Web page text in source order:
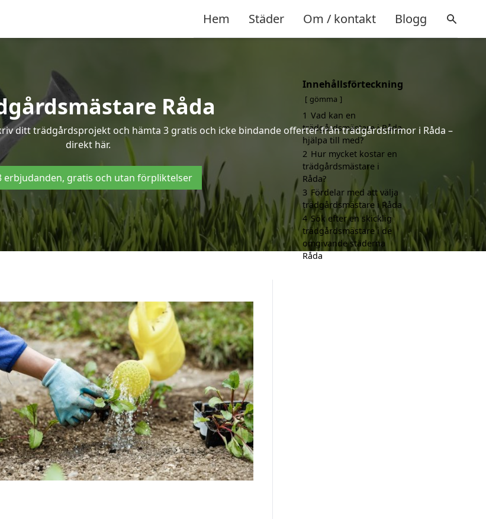
Hem Städer Om / kontakt Blogg
Råda
ditt trädgårdsprojekt och hämta 3 gratis och icke bindande offerter från trädgårdsfirmor i Råda –
direkt här.
erbjudanden, gratis och utan förpliktelser
Innehållsförteckning
gömma
1 Vad kan en
trädgårdsmästare i Råda
hjälpa till med?
2 Hur mycket kostar en
trädgårdsmästare i
Råda?
3 Fördelar med att välja
trädgårdsmästare i Råda
4 Sök efter en skicklig
trädgårdsmästare i de
omgivande städerna
Råda